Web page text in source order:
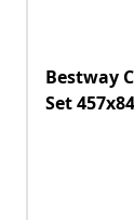
Bestway
Set